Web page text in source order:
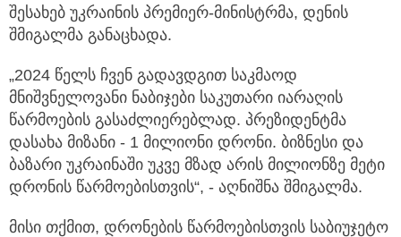
შესახებ უკრაინის პრემიერ-მინისტრმა, დენის
შმიგალმა განაცხადა.
„2024 წელს ჩვენ გადავდგით საკმაოდ
მნიშვნელოვანი ნაბიჯები საკუთარი იარაღის
წარმოების გასაძლიერებლად. პრეზიდენტმა
დასახა მიზანი - 1 მილიონი დრონი. ბიზნესი და
ბაზარი უკრაინაში უკვე მზად არის მილიონზე მეტი
დრონის წარმოებისთვის“, - აღნიშნა შმიგალმა.
მისი თქმით, დრონების წარმოებისთვის საბიუჯეტო